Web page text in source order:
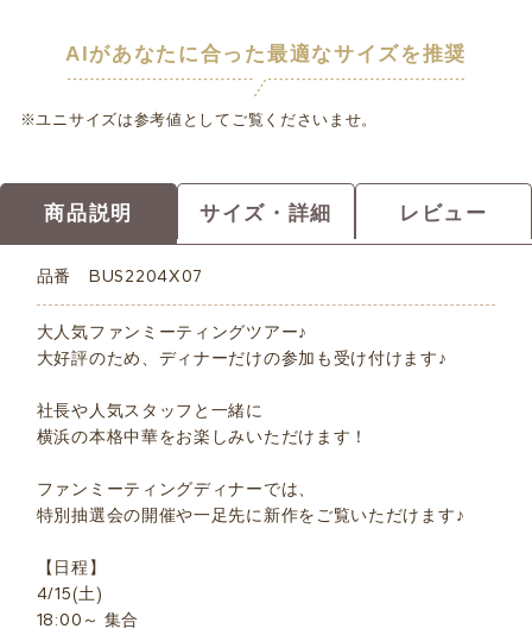
AIがあなたに合った最適なサイズを推奨
※ユニサイズは参考値としてご覧くださいませ。
商品説明 サイズ・詳細 レビュー
品番 BUS2204X07
大人気ファンミーティングツアー♪
大好評のため、ディナーだけの参加も受け付けます♪
社長や人気スタッフと一緒に
横浜の本格中華をお楽しみいただけます！
ファンミーティングディナーでは、
特別抽選会の開催や一足先に新作をご覧いただけます♪
【日程】
4/15(土)
18:00～ 集合